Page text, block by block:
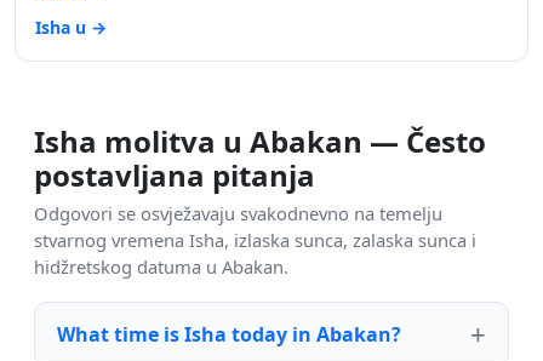
Isha u →
Isha molitva u Abakan — Često
postavljana pitanja
Odgovori se osvježavaju svakodnevno na temelju
stvarnog vremena Isha, izlaska sunca, zalaska sunca i
hidžretskog datuma u Abakan.
What time is Isha today in Abakan?